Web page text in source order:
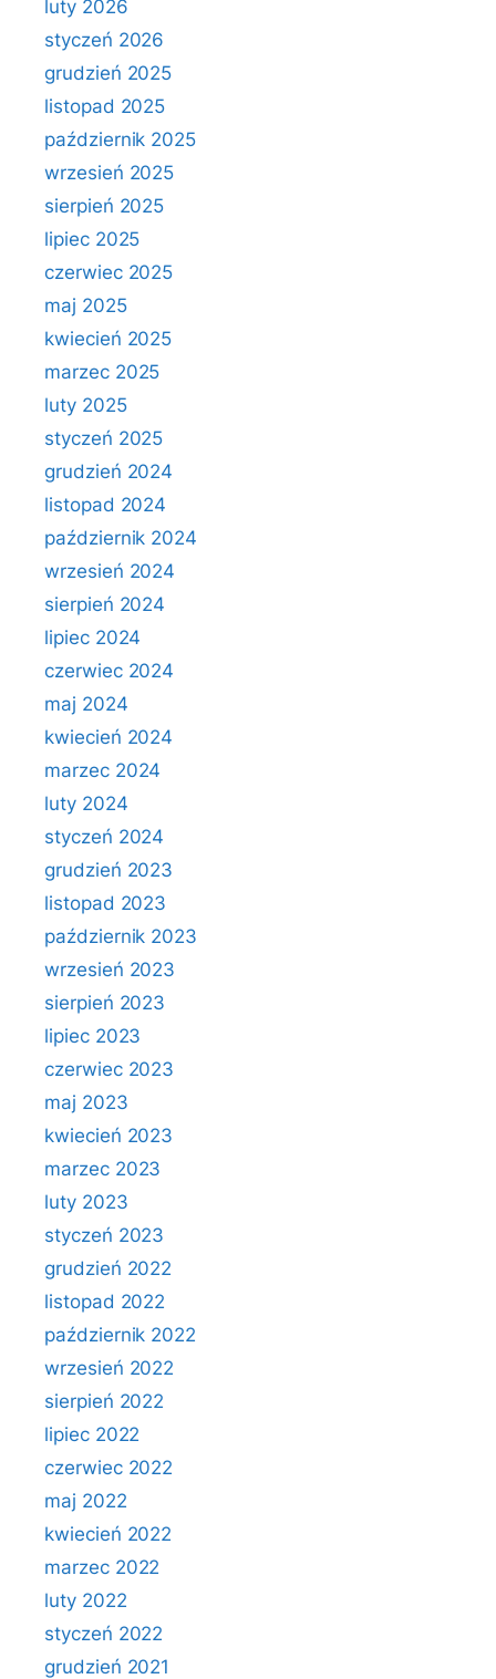
luty 2026
styczeń 2026
grudzień 2025
listopad 2025
październik 2025
wrzesień 2025
sierpień 2025
lipiec 2025
czerwiec 2025
maj 2025
kwiecień 2025
marzec 2025
luty 2025
styczeń 2025
grudzień 2024
listopad 2024
październik 2024
wrzesień 2024
sierpień 2024
lipiec 2024
czerwiec 2024
maj 2024
kwiecień 2024
marzec 2024
luty 2024
styczeń 2024
grudzień 2023
listopad 2023
październik 2023
wrzesień 2023
sierpień 2023
lipiec 2023
czerwiec 2023
maj 2023
kwiecień 2023
marzec 2023
luty 2023
styczeń 2023
grudzień 2022
listopad 2022
październik 2022
wrzesień 2022
sierpień 2022
lipiec 2022
czerwiec 2022
maj 2022
kwiecień 2022
marzec 2022
luty 2022
styczeń 2022
grudzień 2021